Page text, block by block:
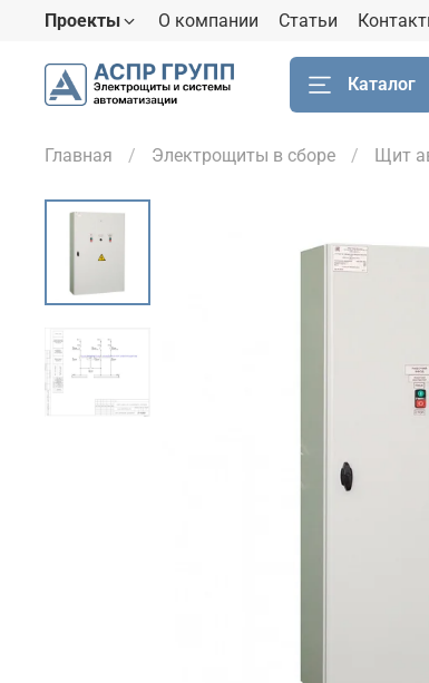
Проекты О компании Статьи
Каталог
Главная Электрощиты в сборе Щит